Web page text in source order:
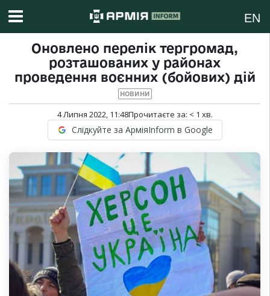
EN
Оновлено перелік тергромад,
розташованих у районах
проведення воєнних (бойових) дій
НОВИНИ
4 Липня 2022, 11:48Прочитаєте за: < 1 хв.
Слідкуйте за АрміяInform в Google